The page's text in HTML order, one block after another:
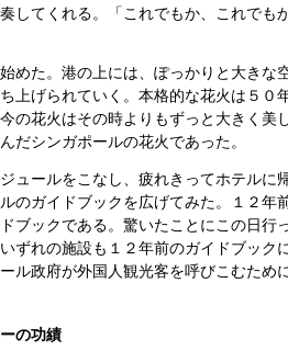
してくれる。「これでもか、これでも
めた。港の上には、ぽっかりと大きな
上げられていく。本格的な花火は５０
の花火はその時よりもずっと大きく美
だシンガポールの花火であった。
ュールをこなし、疲れきってホテルに
のガイドブックを広げてみた。１２年
ブックである。驚いたことにこの日行
ずれの施設も１２年前のガイドブック
ル政府が外国人観光客を呼びこむため
の功績